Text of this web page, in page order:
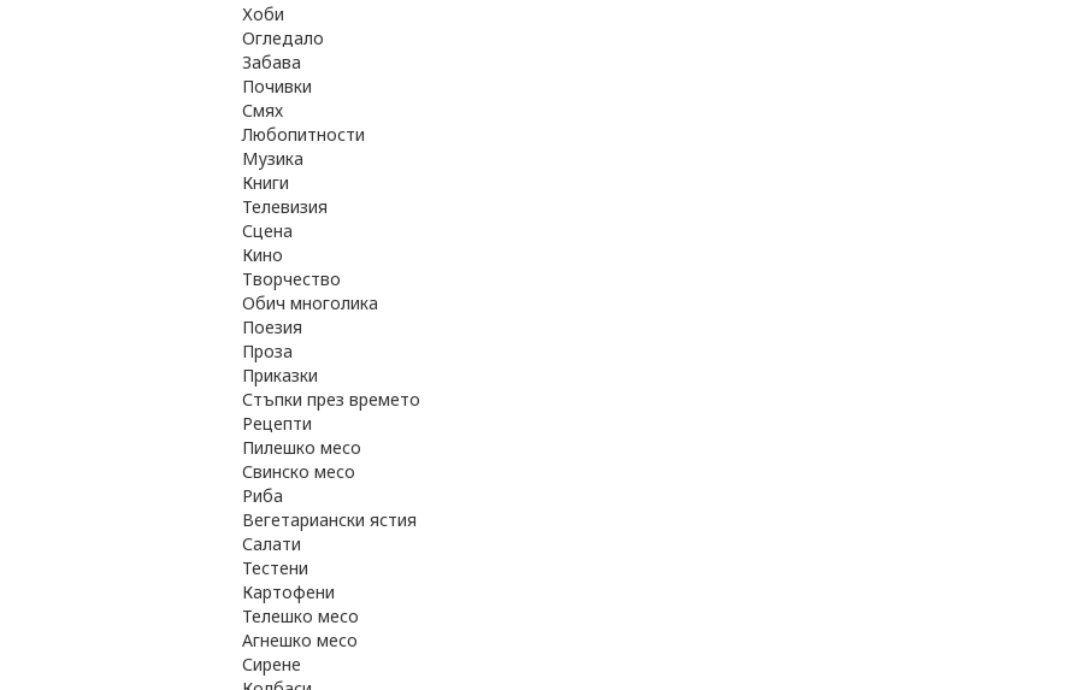
Хоби
Огледало
Забава
Почивки
Смях
Любопитности
Музика
Книги
Телевизия
Сцена
Кино
Творчество
Обич многолика
Поезия
Проза
Приказки
Стъпки през времето
Рецепти
Пилешко месо
Свинско месо
Риба
Вегетариански ястия
Салати
Тестени
Картофени
Телешко месо
Агнешко месо
Сирене